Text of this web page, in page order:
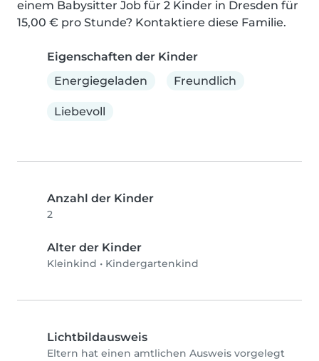
einem Babysitter Job für 2 Kinder in Dresden für
15,00 € pro Stunde? Kontaktiere diese Familie.
Eigenschaften der Kinder
Energiegeladen
Freundlich
Liebevoll
Anzahl der Kinder
2
Alter der Kinder
Kleinkind • Kindergartenkind
Lichtbildausweis
Eltern hat einen amtlichen Ausweis vorgelegt